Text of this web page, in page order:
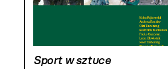
Sport w sztuce